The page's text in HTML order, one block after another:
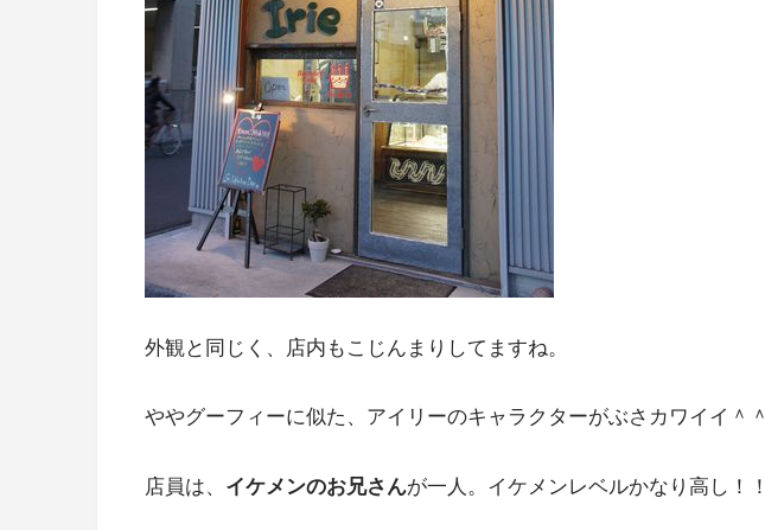
外観と同じく、店内もこじんまりしてますね。
ややグーフィーに似た、アイリーのキャラクターがぶさカワイイ＾＾
店員は、 イケメンのお兄さんが一人。イケメンレベルかなり高し！！